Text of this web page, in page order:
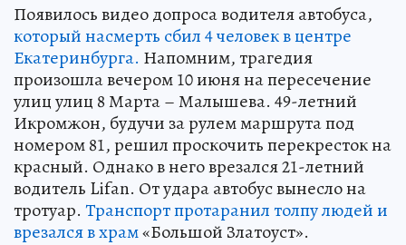
Появилось видео допроса водителя автобуса,
который насмерть сбил 4 человек в центре
Екатеринбурга. Напомним, трагедия
произошла вечером 10 июня на пересечение
улиц улиц 8 Марта – Малышева. 49-летний
Икромжон, будучи за рулем маршрута под
номером 81, решил проскочить перекресток на
красный. Однако в него врезался 21-летний
водитель Lifan. От удара автобус вынесло на
тротуар. Транспорт протаранил толпу людей и
врезался в храм«Большой Златоуст».